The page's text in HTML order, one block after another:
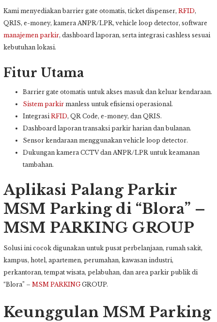
Kami menyediakan barrier gate otomatis, ticket dispenser, RFID,
QRIS, e-money, kamera ANPR/LPR, vehicle loop detector, software
manajemen parkir, dashboard laporan, serta integrasi cashless sesuai
kebutuhan lokasi.
Fitur Utama
Barrier gate otomatis untuk akses masuk dan keluar kendaraan.
Sistem parkir manless untuk efisiensi operasional.
Integrasi RFID, QR Code, e-money, dan QRIS.
Dashboard laporan transaksi parkir harian dan bulanan.
Sensor kendaraan menggunakan vehicle loop detector.
Dukungan kamera CCTV dan ANPR/LPR untuk keamanan
tambahan.
Aplikasi Palang Parkir
MSM Parking di “Blora” –
MSM PARKING GROUP
Solusi ini cocok digunakan untuk pusat perbelanjaan, rumah sakit,
kampus, hotel, apartemen, perumahan, kawasan industri,
perkantoran, tempat wisata, pelabuhan, dan area parkir publik di
“Blora” – MSM PARKING GROUP.
Keunggulan MSM Parking